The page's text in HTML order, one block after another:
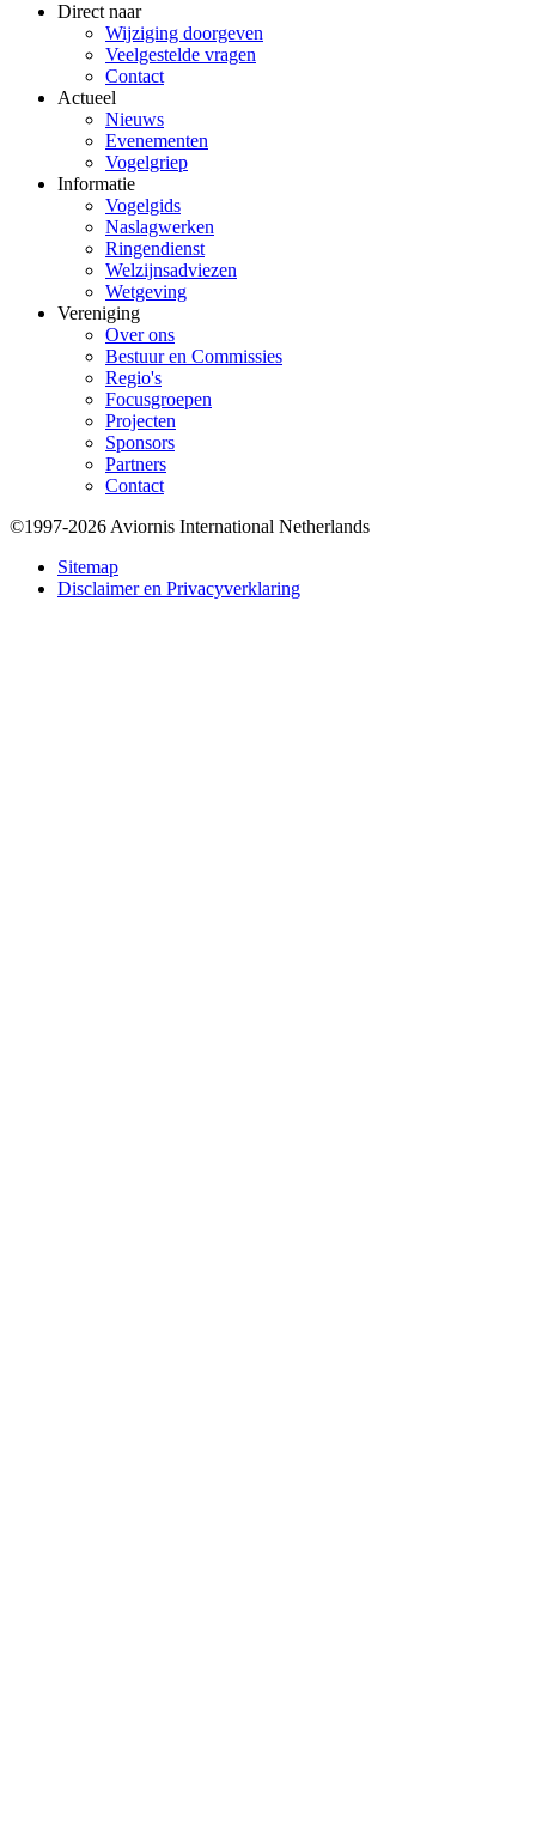
Direct naar
Wijziging doorgeven
Veelgestelde vragen
Contact
Actueel
Nieuws
Evenementen
Vogelgriep
Informatie
Vogelgids
Naslagwerken
Ringendienst
Welzijnsadviezen
Wetgeving
Vereniging
Over ons
Bestuur en Commissies
Regio's
Focusgroepen
Projecten
Sponsors
Partners
Contact
Bottom
©1997-2026 Aviornis International Netherlands
Sitemap
Disclaimer en Privacyverklaring